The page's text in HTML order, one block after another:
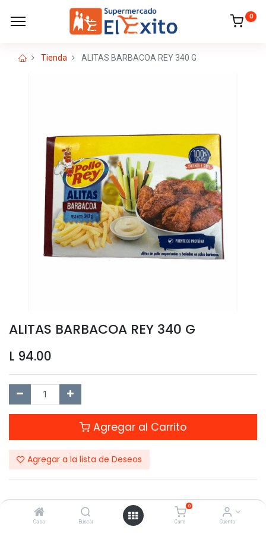
Casa Buscar
0
Carro Cuenta
0
Tienda ALITAS BARBACOA REY 340 G
ALITAS BARBACOA REY 340 G
L 94.00
Agregar al Carrito
Agregar a la lista de Deseos